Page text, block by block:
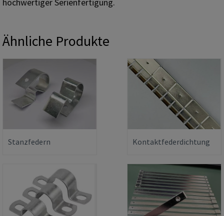
hochwertiger Serienfertigung.
Ähnliche Produkte
Stanzfedern Kontaktfederdichtung